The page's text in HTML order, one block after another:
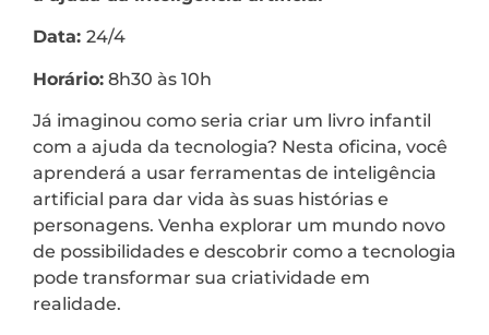
Data: 24/4
Horário: 8h30 às 10h
Já imaginou como seria criar um livro infantil
com a ajuda da tecnologia? Nesta oficina, você
aprenderá a usar ferramentas de inteligência
artificial para dar vida às suas histórias e
personagens. Venha explorar um mundo novo
de possibilidades e descobrir como a tecnologia
pode transformar sua criatividade em
realidade.